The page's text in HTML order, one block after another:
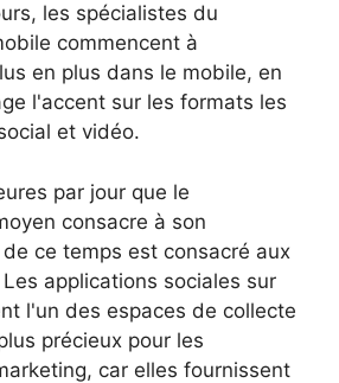
les spécialistes du
commencent à
en plus dans le mobile, en
l'accent sur les formats les
et vidéo.
par jour que le
consacre à son
ce temps est consacré aux
applications sociales sur
l'un des espaces de collecte
précieux pour les
car elles fournissent